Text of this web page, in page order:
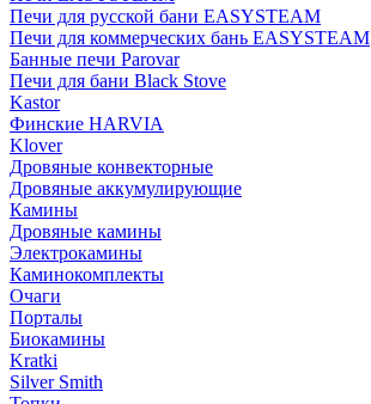
Печи для русской бани EASYSTEAM
Печи для коммерческих бань EASYSTEAM
Банные печи Parovar
Печи для бани Black Stove
Kastor
Финские HARVIA
Klover
Дровяные конвекторные
Дровяные аккумулирующие
Камины
Дровяные камины
Электрокамины
Каминокомплекты
Очаги
Порталы
Биокамины
Kratki
Silver Smith